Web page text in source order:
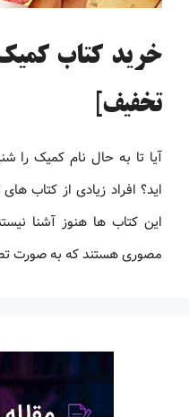
تخفیف]
آیا تا به حال نام کمیک را
اید؟ افراد زیادی از کتاب
این کتاب ها هنوز آشنا
مصوری هستند که به صورت